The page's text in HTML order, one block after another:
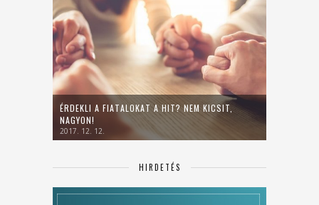
ÉRDEKLI A FIATALOKAT A HIT? NEM KICSIT,
NAGYON!
2017. 12. 12.
HIRDETÉS